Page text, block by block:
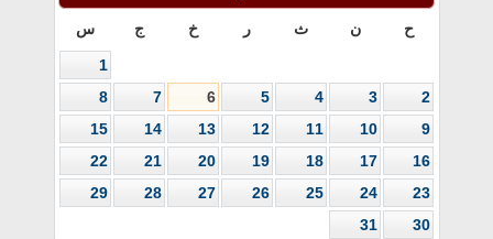
ح ن ث ر خ ج س
1
2
3
4
5
6
7
8
9
10
11
12
13
14
15
16
17
18
19
20
21
22
23
24
25
26
27
28
29
30
31